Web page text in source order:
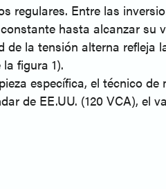
Entre las
hasta alcanzar su
la tensión alterna refleja
figura 1).
específica, el técnico
de EE.UU. (120 VCA), el